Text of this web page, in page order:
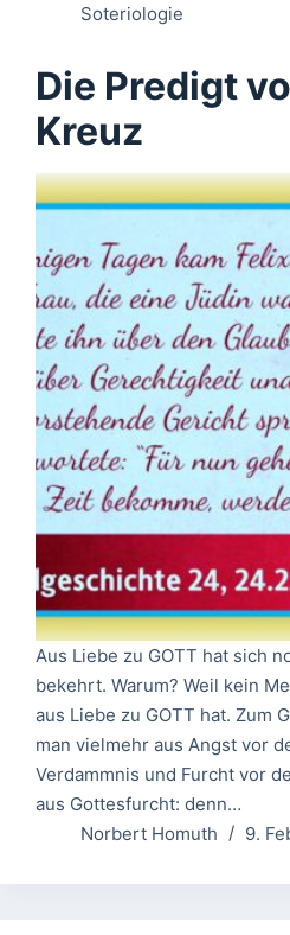
Soteriologie
Die Predigt
Kreuz
Aus Liebe zu GOTT hat sich
bekehrt. Warum? Weil kein
aus Liebe zu GOTT hat. Zum
man vielmehr aus Angst vor
Verdammnis und Furcht vor
aus Gottesfurcht: denn…
Norbert Homuth
9.